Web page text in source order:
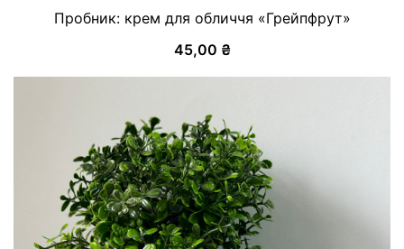
Пробник: крем для обличчя «Грейпфрут»
45,00 ₴